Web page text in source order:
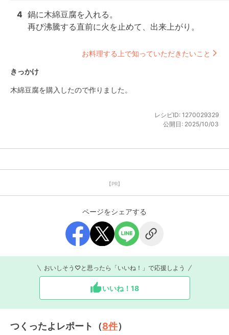
4 鍋に木綿豆腐を入れる。
再び沸騰する直前に火を止めて、出来上がり。
お料理する上で知っていただきたいこと
きっかけ
木綿豆腐を購入したので作りました。
レシピID: 1270029329
公開日: 2025/10/03
【PR】
ページをシェアする
おいしそう♡と思ったら「いいね！」で応援しよう
いいね！ 18
つくったよレポート（8件）